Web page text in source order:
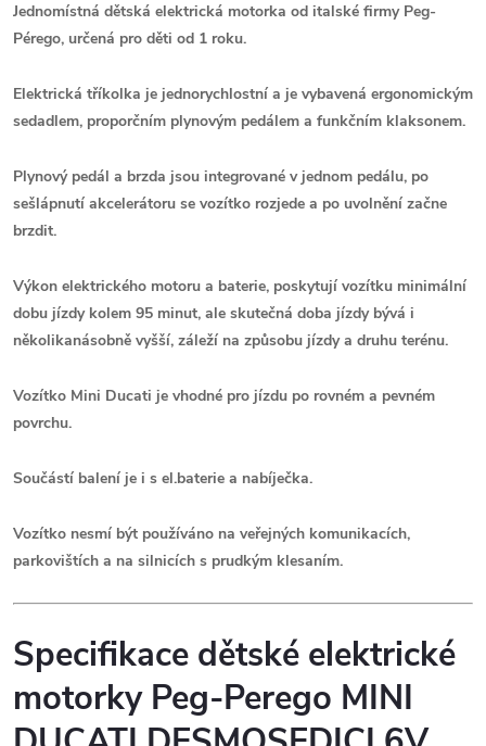
Jednomístná dětská elektrická motorka od italské firmy Peg-
Pérego, určená pro děti od 1 roku.
Elektrická tříkolka je jednorychlostní a je vybavená ergonomickým
sedadlem, proporčním plynovým pedálem a funkčním klaksonem.
Plynový pedál a brzda jsou integrované v jednom pedálu, po
sešlápnutí akcelerátoru se vozítko rozjede a po uvolnění začne
brzdit.
Výkon elektrického motoru a baterie, poskytují vozítku minimální
dobu jízdy kolem 95 minut, ale skutečná doba jízdy bývá i
několikanásobně vyšší, záleží na způsobu jízdy a druhu terénu.
Vozítko Mini Ducati je vhodné pro jízdu po rovném a pevném
povrchu.
Součástí balení je i s el.baterie a nabíječka.
Vozítko nesmí být používáno na veřejných komunikacích,
parkovištích a na silnicích s prudkým klesaním.
Specifikace dětské elektrické
motorky Peg-Perego MINI